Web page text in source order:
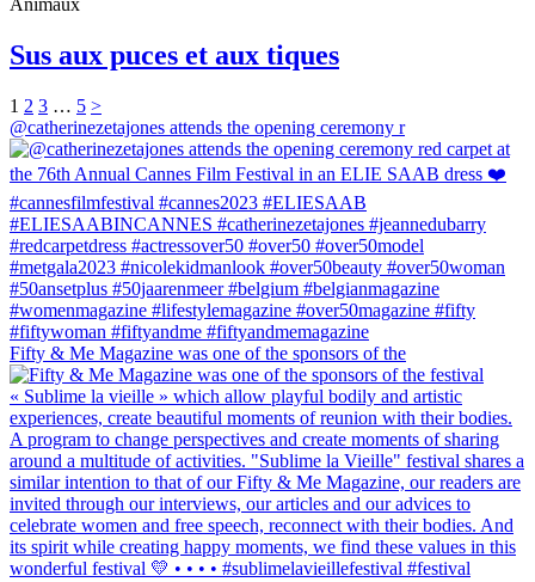
Animaux
Sus aux puces et aux tiques
1 2 3 … 5 >
@catherinezetajones attends the opening ceremony r
Fifty & Me Magazine was one of the sponsors of the